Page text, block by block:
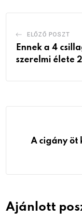
ELŐZŐ POSZT
Ennek a 4
szerelmi élete
A cigány öt
Ajánlott